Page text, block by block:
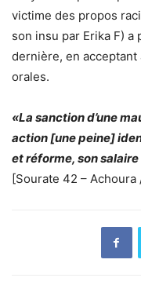
victime des propos
son insu par Erika F)
dernière, en
orales.
«La sanction d’une
action [une peine]
et réforme, son
[Sourate 42 – Achoura